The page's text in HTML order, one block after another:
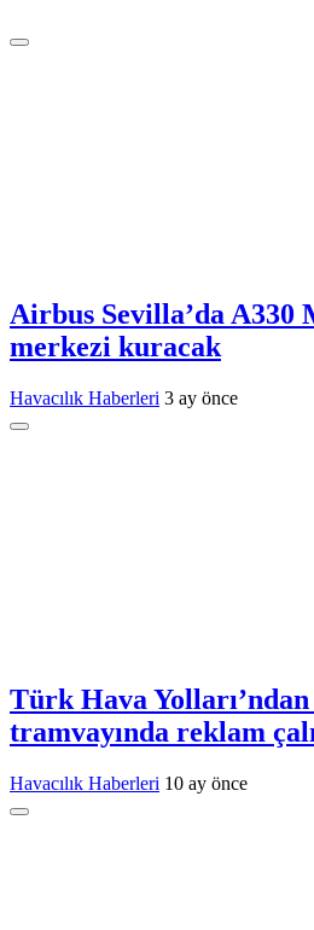
Airbus Sevilla’da A330
merkezi kuracak
Havacılık Haberleri 3 ay önce
Türk Hava
tramvayında reklam
Havacılık Haberleri 10 ay önce